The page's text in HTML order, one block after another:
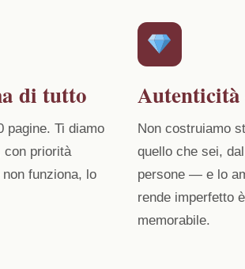
di tutto
pagine. Ti diamo
con priorità
funziona, lo
Autenticità
Non costruiamo
quello che sei,
persone — e lo
rende imperfetto
memorabile.